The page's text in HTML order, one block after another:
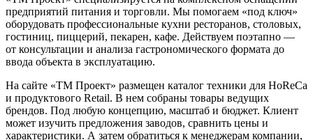
предприятий питания и торговли. Мы помогаем «под ключ»
оборудовать профессиональные кухни ресторанов, столовых,
гостиниц, пиццерий, пекарен, кафе. Действуем поэтапно —
от консультации и анализа гастрономического формата до
ввода объекта в эксплуатацию.
На сайте «ТМ Проект» размещен каталог техники для HoReCa
и продуктового Retail. В нем собраны товары ведущих
брендов. Под любую концепцию, масштаб и бюджет. Клиент
может изучить предложения заводов, сравнить цены и
характеристики. А затем обратиться к менеджерам компании,